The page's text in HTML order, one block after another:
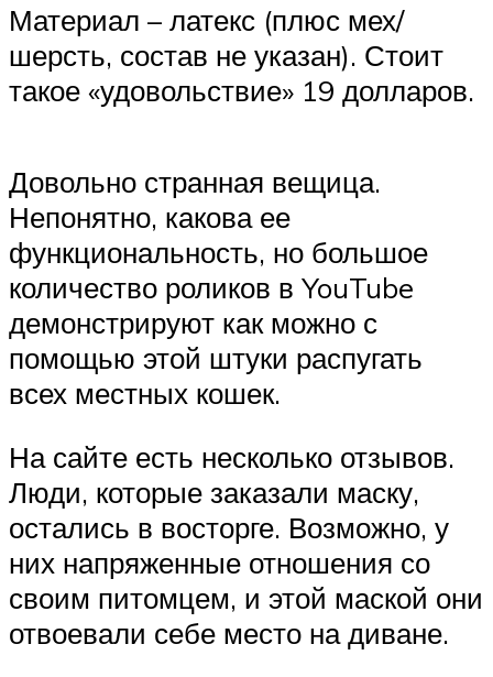
Материал – латекс (плюс мех/
шерсть, состав не указан). Стоит
такое «удовольствие» 19 долларов.
Довольно странная вещица.
Непонятно, какова ее
функциональность, но большое
количество роликов в YouTube
демонстрируют как можно с
помощью этой штуки распугать
всех местных кошек.
На сайте есть несколько отзывов.
Люди, которые заказали маску,
остались в восторге. Возможно, у
них напряженные отношения со
своим питомцем, и этой маской они
отвоевали себе место на диване.